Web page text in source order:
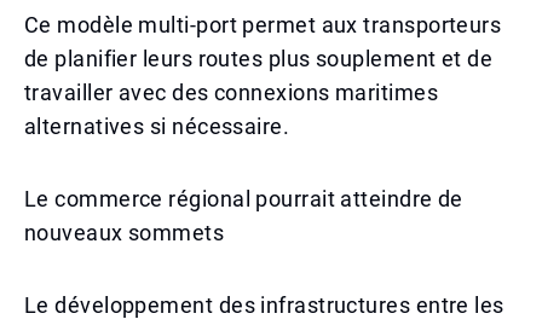
Ce modèle multi-port permet aux transporteurs
de planifier leurs routes plus souplement et de
travailler avec des connexions maritimes
alternatives si nécessaire.
Le commerce régional pourrait atteindre de
nouveaux sommets
Le développement des infrastructures entre les